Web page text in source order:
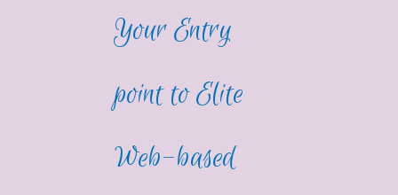
Your Entry
point to Elite
Web-based